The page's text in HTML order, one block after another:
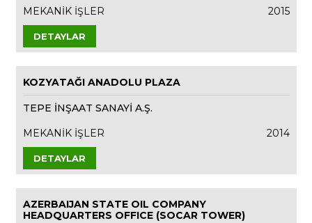
MEKANİK İŞLER
2015
DETAYLAR
KOZYATAĞI ANADOLU PLAZA
TEPE İNŞAAT SANAYİ A.Ş.
MEKANİK İŞLER
2014
DETAYLAR
AZERBAIJAN STATE OIL COMPANY
HEADQUARTERS OFFICE (SOCAR TOWER)